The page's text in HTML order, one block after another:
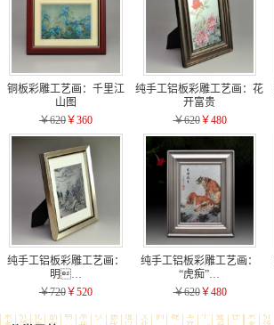
铜板彩雕工艺画：千里江
山图
￥620￥360
纯手工铝板彩雕工艺画：花
开富贵
￥620￥480
纯手工铝板彩雕工艺画：
明…
￥720￥520
纯手工铝板彩雕工艺画：
“虎痴”…
￥620￥480